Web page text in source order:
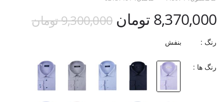
8,370,000 تومان 9,300,000 تومان
رنگ : بنفش
رنگ ها :